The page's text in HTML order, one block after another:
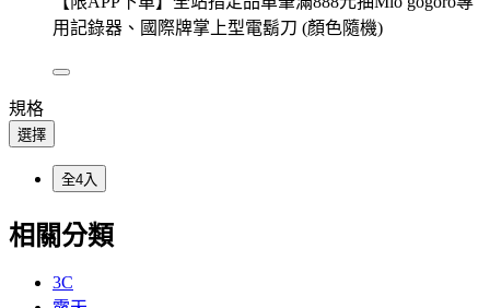
用記錄器、國際牌掌上型電鬍刀 (顏色隨機)
規格
選擇
全4入
相關分類
3C